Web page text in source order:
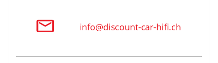
info@discount-car-hifi.ch